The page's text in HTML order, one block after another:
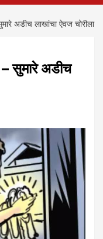
अडीच लाखांचा ऐवज चोरीला
सुमारे अडीच